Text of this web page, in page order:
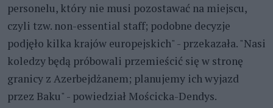
personelu, który nie musi pozostawać na miejscu,
czyli tzw. non-essential staff; podobne decyzje
podjęło kilka krajów europejskich" - przekazała. "Nasi
koledzy będą próbowali przemieścić się w stronę
granicy z Azerbejdżanem; planujemy ich wyjazd
przez Baku" - powiedział Mościcka-Dendys.